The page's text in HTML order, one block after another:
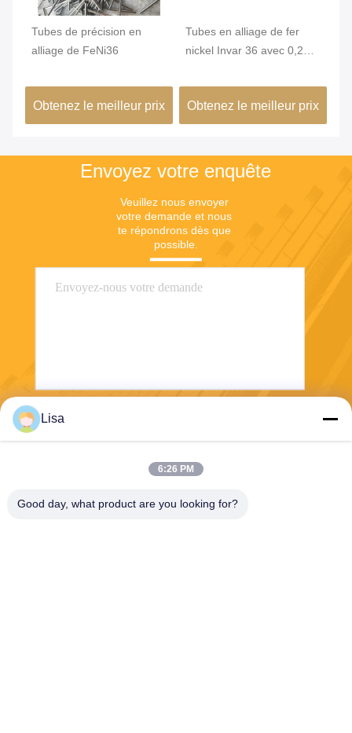
Tubes de précision en
alliage de FeNi36
Obtenez le meilleur prix
Tubes en alliage de fer
nickel Invar 36 avec 0,2
brillante pour une grande
stabilité dimensionnelle
dans les bâtiments verts
Obtenez le meilleur prix
Envoyez votre enquête
Veuillez nous envoyer
votre demande et nous
te répondrons dès que
possible.
Lisa
6:26 PM
Good day, what product are you looking for?